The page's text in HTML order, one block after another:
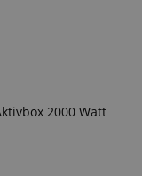
2000 Watt